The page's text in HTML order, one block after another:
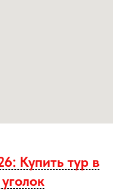
Купить тур в